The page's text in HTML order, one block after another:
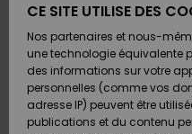
& Tongs
Surf
& Tongs
Surf
FEMME
A
Snow
SURF
Surf
Shop
Enfant
SNOW
Snow
Shop
Enfant
Snow
Shop
Enfant
Outlet
Femme
Retours
Paiement
CE SITE UTILISE DES
Nos partenaires et nous-
une technologie équivalente
des informations sur votre
personnelles (comme vos
adresse IP) peuvent être
publications et du contenu